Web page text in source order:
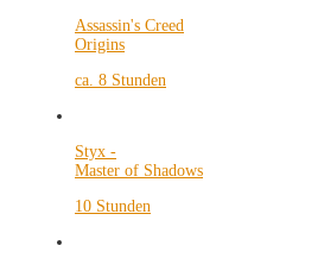
Assassin's Creed
Origins
ca. 8 Stunden
Styx -
Master of Shadows
10 Stunden